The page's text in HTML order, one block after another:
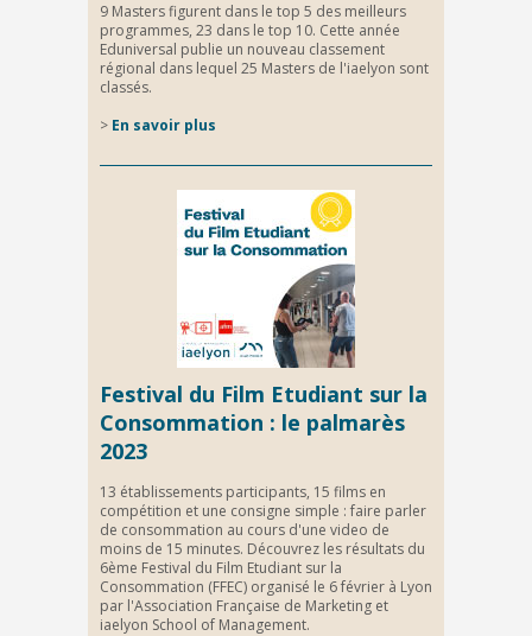
9 Masters figurent dans le top 5 des meilleurs
programmes, 23 dans le top 10. Cette année
Eduniversal publie un nouveau classement
régional dans lequel 25 Masters de l'iaelyon sont
classés.
> En savoir plus
Festival du Film Etudiant sur la
Consommation : le palmarès
2023
13 établissements participants, 15 films en
compétition et une consigne simple : faire parler
de consommation au cours d'une video de
moins de 15 minutes. Découvrez les résultats du
6ème Festival du Film Etudiant sur la
Consommation (FFEC) organisé le 6 février à Lyon
par l'Association Française de Marketing et
iaelyon School of Management.